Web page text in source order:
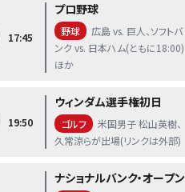
17:45
プロ野球
野球
広島 vs. 巨人、ソフトバ
ンク vs. 日本ハム(ともに18:00)
ほか
19:50
ウィンダム選手権初日
ゴルフ
米国男子 松山英樹、
久常涼らが出場(リンクは外部)
ナショナルバンク・オープン